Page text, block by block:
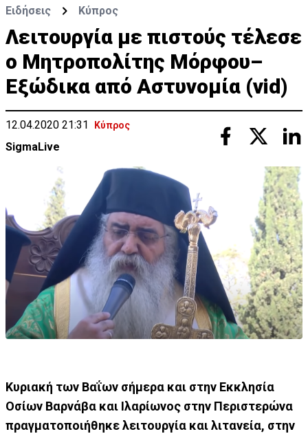
Ειδήσεις Κύπρος
Λειτουργία με πιστούς τέλεσε
ο Μητροπολίτης Μόρφου–
Eξώδικα από Αστυνομία (vid)
12.04.2020 21:31 Κύπρος
SigmaLive
Κυριακή των Βαΐων σήμερα και στην Εκκλησία
Οσίων Βαρνάβα και Ιλαρίωνος στην Περιστερώνα
πραγματοποιήθηκε λειτουργία και λιτανεία, στην